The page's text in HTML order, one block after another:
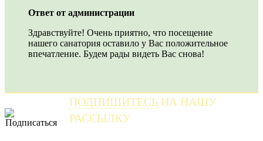
Ответ от администрации
Здравствуйте! Очень приятно, что посещение
нашего санатория оставило у Вас положительное
впечатление. Будем рады видеть Вас снова!
ПОДПИШИТЕСЬ НА НАШУ
РАССЫЛКУ